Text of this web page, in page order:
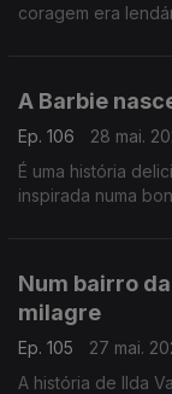
coragem era
A Barbie
Ep. 106
28 mai.
É uma história
inspirada numa
Num bairro
milagre
Ep. 105
27 mai.
A história de Ilda